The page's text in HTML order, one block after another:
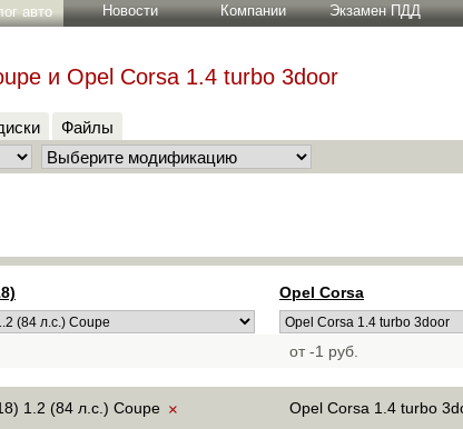
авто Новости Компании Экзамен ПДД
и Opel Corsa 1.4 turbo 3door
Файлы
Opel Corsa
от -1 руб.
1.2 (84 л.с.) Coupe × Opel Corsa 1.4 turbo